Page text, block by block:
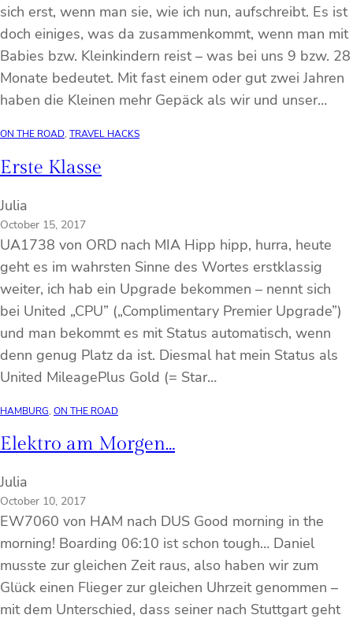
sich erst, wenn man sie, wie ich nun, aufschreibt. Es ist
doch einiges, was da zusammenkommt, wenn man mit
Babies bzw. Kleinkindern reist – was bei uns 9 bzw. 28
Monate bedeutet. Mit fast einem oder gut zwei Jahren
haben die Kleinen mehr Gepäck als wir und unser…
ON THE ROAD, TRAVEL HACKS
Erste Klasse
Julia
October 15, 2017
UA1738 von ORD nach MIA Hipp hipp, hurra, heute
geht es im wahrsten Sinne des Wortes erstklassig
weiter, ich hab ein Upgrade bekommen – nennt sich
bei United „CPU” („Complimentary Premier Upgrade”)
und man bekommt es mit Status automatisch, wenn
denn genug Platz da ist. Diesmal hat mein Status als
United MileagePlus Gold (= Star…
HAMBURG, ON THE ROAD
Elektro am Morgen…
Julia
October 10, 2017
EW7060 von HAM nach DUS Good morning in the
morning! Boarding 06:10 ist schon tough… Daniel
musste zur gleichen Zeit raus, also haben wir zum
Glück einen Flieger zur gleichen Uhrzeit genommen –
mit dem Unterschied, dass seiner nach Stuttgart geht